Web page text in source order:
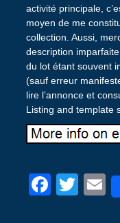
activité principale,
moyen de me
collection. Aussi,
description
du lot étant souvent
(sauf erreur
lire l’annonce et
Listing and template
F
T
E